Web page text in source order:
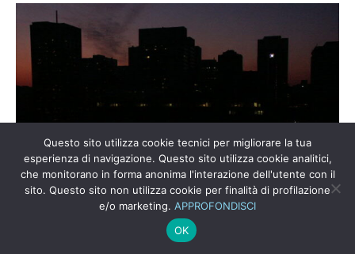
Questo sito utilizza cookie tecnici per migliorare la tua
esperienza di navigazione. Questo sito utilizza cookie analitici,
che monitorano in forma anonima l'interazione dell'utente con il
sito. Questo sito non utilizza cookie per finalità di profilazione
e/o marketing. APPROFONDISCI
OK